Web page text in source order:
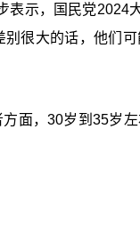
表示，国民党2024
很大的话，他们
面，30岁到35岁